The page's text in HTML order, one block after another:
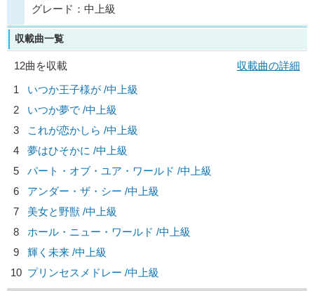
グレード：中上級
収載曲一覧
12曲を収載
収載曲の詳細
1
いつか王子様が /中上級
2
いつか夢で /中上級
3
これが恋かしら /中上級
4
夢はひそかに /中上級
5
パート・オブ・ユア・ワールド /中上級
6
アンダー・ザ・シー /中上級
7
美女と野獣 /中上級
8
ホール・ニュー・ワールド /中上級
9
輝く未来 /中上級
10 プリンセスメドレー /中上級